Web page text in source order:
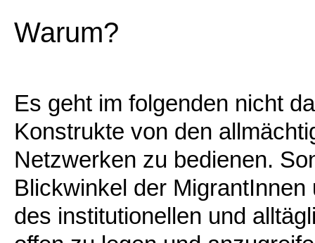
Warum?
Es geht im folgenden nicht
Konstrukte von den
Netzwerken zu bedienen.
Blickwinkel der
des institutionellen und